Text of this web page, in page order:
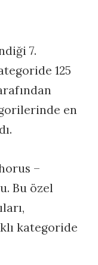
7.
125
en
–
Bu özel
kategoride